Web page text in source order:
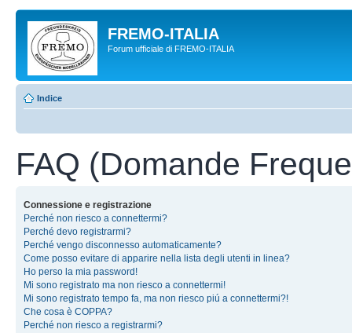
FREMO-ITALIA
Forum ufficiale di FREMO-ITALIA
Indice
FAQ (Domande
Connessione e registrazione
Perché non riesco a connettermi?
Perché devo registrarmi?
Perché vengo disconnesso automaticamente?
Come posso evitare di apparire nella lista degli utenti in linea?
Ho perso la mia password!
Mi sono registrato ma non riesco a connettermi!
Mi sono registrato tempo fa, ma non riesco piú a connettermi?!
Che cosa è COPPA?
Perché non riesco a registrarmi?